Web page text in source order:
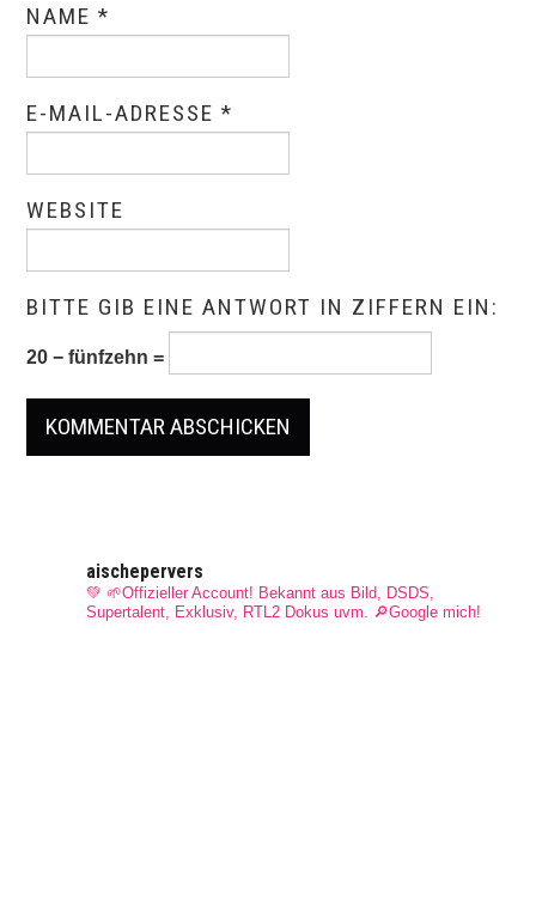
NAME*
E-MAIL-ADRESSE*
WEBSITE
BITTE GIB EINE ANTWORT IN ZIFFERN EIN:
20 − fünfzehn =
aischepervers
💚 🌱Offizieller Account! Bekannt aus Bild, DSDS,
Supertalent, Exklusiv, RTL2 Dokus uvm.
🔎Google mich!